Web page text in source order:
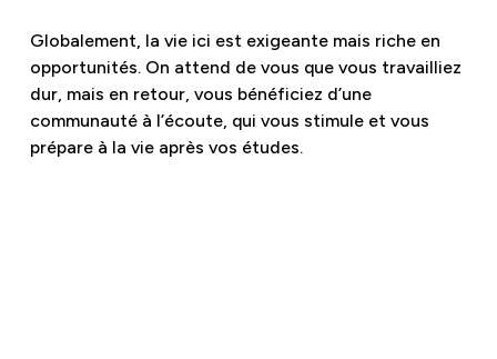
Globalement, la vie ici est exigeante mais riche en
opportunités. On attend de vous que vous travailliez
dur, mais en retour, vous bénéficiez d’une
communauté à l’écoute, qui vous stimule et vous
prépare à la vie après vos études.